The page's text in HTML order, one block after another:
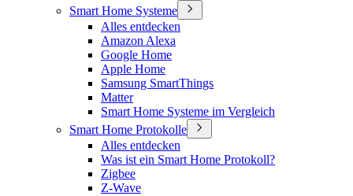
Smart Home Systeme
Alles entdecken
Amazon Alexa
Google Home
Apple Home
Samsung SmartThings
Matter
Smart Home Systeme im Vergleich
Smart Home Protokolle
Alles entdecken
Was ist ein Smart Home Protokoll?
Zigbee
Z-Wave